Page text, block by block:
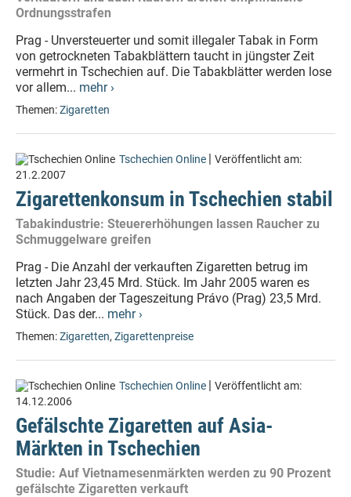
Ordnungsstrafen
Prag - Unversteuerter und somit illegaler Tabak in Form
von getrockneten Tabakblättern taucht in jüngster Zeit
vermehrt in Tschechien auf. Die Tabakblätter werden lose
vor allem... mehr ›
Themen:Zigaretten
Tschechien Online | Veröffentlicht am:
21.2.2007
Zigarettenkonsum in Tschechien stabil
Tabakindustrie: Steuererhöhungen lassen Raucher zu
Schmuggelware greifen
Prag - Die Anzahl der verkauften Zigaretten betrug im
letzten Jahr 23,45 Mrd. Stück. Im Jahr 2005 waren es
nach Angaben der Tageszeitung Právo (Prag) 23,5 Mrd.
Stück. Das der... mehr ›
Themen:Zigaretten, Zigarettenpreise
Tschechien Online | Veröffentlicht am:
14.12.2006
Gefälschte Zigaretten auf Asia-
Märkten in Tschechien
Studie: Auf Vietnamesenmärkten werden zu 90 Prozent
gefälschte Zigaretten verkauft